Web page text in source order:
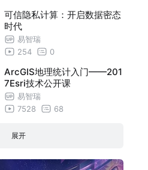
可信隐私计算：开启数据密态
时代
易智瑞
254
0
ArcGIS地理统计入门——201
7Esri技术公开课
易智瑞
7528
68
展开